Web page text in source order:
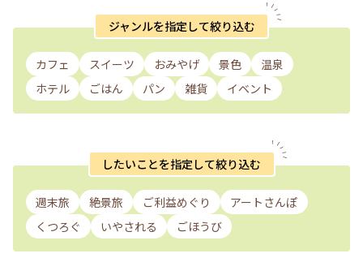
ジャンルを指定して絞り込む
カフェ スイーツ おみやげ 景色
温泉
ホテル
ごはん パン 雑貨 イベント
したいことを指定して絞り込む
週末旅 絶景旅 ご利益めぐり
アートさんぽ
くつろぐ
いやされる ごほうび